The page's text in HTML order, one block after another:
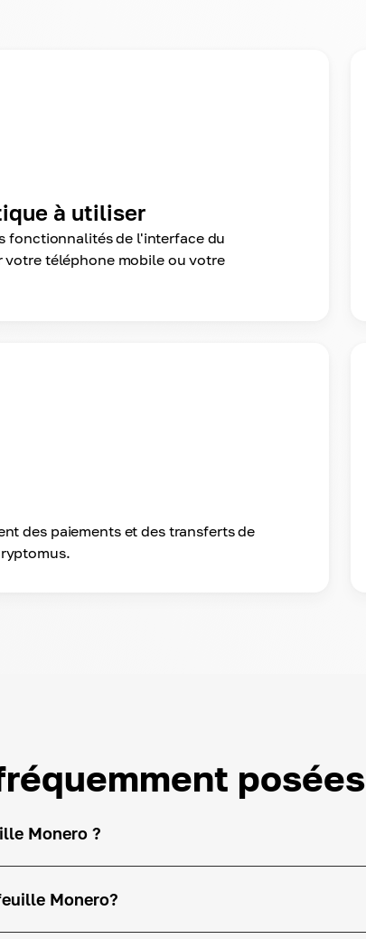
à utiliser
fonctionnalités de l'interface du
votre téléphone mobile ou votre
des paiements et des transferts de
posées
Monero ?
Monero?